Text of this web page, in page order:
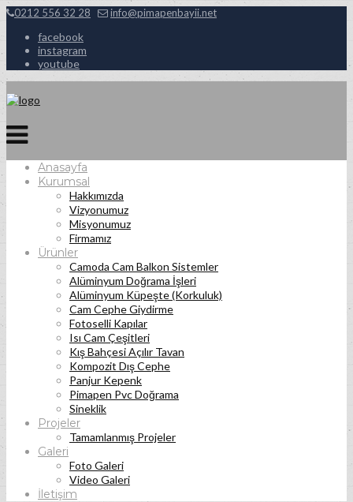
0212 556 32 28 info@pimapenbayii.net
facebook
instagram
youtube
Anasayfa
Kurumsal
Hakkımızda
Vizyonumuz
Misyonumuz
Firmamız
Ürünler
Camoda Cam Balkon Sistemler
Alüminyum Doğrama İşleri
Alüminyum Küpeşte (Korkuluk)
Cam Cephe Giydirme
Fotoselli Kapılar
Isı Cam Çeşitleri
Kış Bahçesi Açılır Tavan
Kompozit Dış Cephe
Panjur Kepenk
Pimapen Pvc Doğrama
Sineklik
Projeler
Tamamlanmış Projeler
Galeri
Foto Galeri
Video Galeri
İletişim